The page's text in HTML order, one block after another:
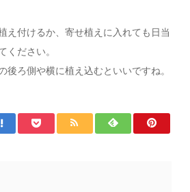
え付けるか、寄せ植えに入れても日当
ください。
後ろ側や横に植え込むといいですね。